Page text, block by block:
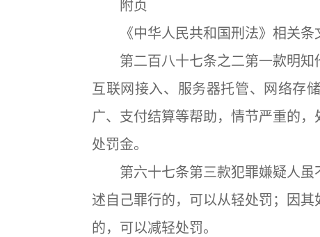
附页
《中华人民共和国刑法》相关条
第二百八十七条之二第一款明知
互联网接入、服务器托管、网络存
广、支付结算等帮助，情节严重的
处罚金。
第六十七条第三款犯罪嫌疑人虽
述自己罪行的，可以从轻处罚；因
的，可以减轻处罚。